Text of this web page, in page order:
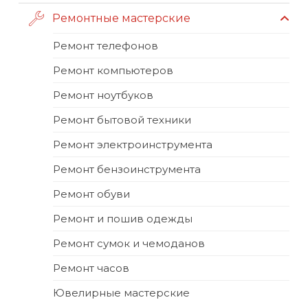
Ремонтные мастерские
Ремонт телефонов
Ремонт компьютеров
Ремонт ноутбуков
Ремонт бытовой техники
Ремонт электроинструмента
Ремонт бензоинструмента
Ремонт обуви
Ремонт и пошив одежды
Ремонт сумок и чемоданов
Ремонт часов
Ювелирные мастерские